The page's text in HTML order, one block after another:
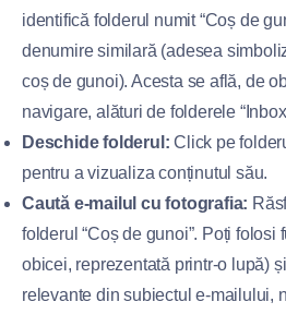
identifică folderul numit “Coș de
denumire similară (adesea
coș de gunoi). Acesta se află, de
navigare, alături de folderele
Deschide folderul: Click pe
pentru a vizualiza conținutul său.
Caută e-mailul cu fotografia:
folderul “Coș de gunoi”. Poți folosi
obicei, reprezentată printr-o lupă)
relevante din subiectul e-mailului,